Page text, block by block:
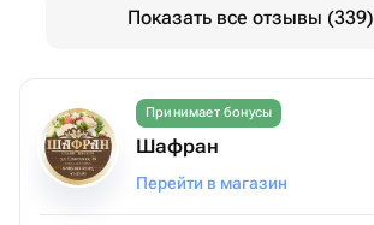
Показать все отзывы (339)
Принимает бонусы
Шафран
Перейти в магазин